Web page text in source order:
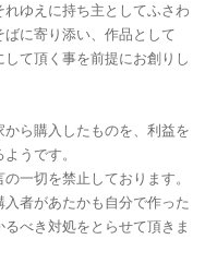
ゆえに持ち主としてふさわ
に寄り添い、作品として
て頂く事を前提にお創りし
ら購入したものを、利益を
うです。
一切を禁止しております。
者があたかも自分で作った
べき対処をとらせて頂きま